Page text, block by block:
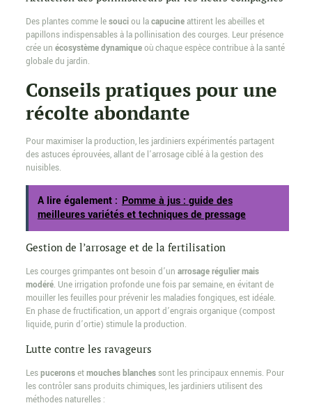
Des plantes comme lesouciou lacapucineattirent les abeilles et
papillons indispensables à la pollinisation des courges. Leur présence
crée un écosystème dynamiqueoù chaque espèce contribue à la santé
globale du jardin.
Conseils pratiques pour une
récolte abondante
Pour maximiser la production, les jardiniers expérimentés partagent
des astuces éprouvées, allant de l’arrosage ciblé à la gestion des
nuisibles.
A lire également : Pomme à jus : guide des
meilleures variétés et techniques de pressage
Gestion de l’arrosage et de la fertilisation
Les courges grimpantes ont besoin d’un arrosage régulier mais
modéré. Une irrigation profonde une fois par semaine, en évitant de
mouiller les feuilles pour prévenir les maladies fongiques, est idéale.
En phase de fructification, un apport d’engrais organique (compost
liquide, purin d’ortie) stimule la production.
Lutte contre les ravageurs
Lespuceronsetmouches blanchessont les principaux ennemis. Pour
les contrôler sans produits chimiques, les jardiniers utilisent des
méthodes naturelles :